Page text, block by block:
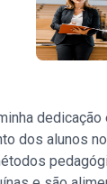
dedicação
dos alunos